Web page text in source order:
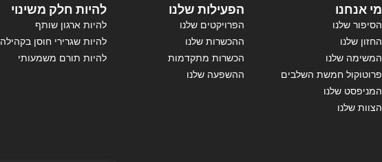
מי אנחנו
הסיפור שלנו
החזון שלנו
המשימה שלנו
פרוטוקול חמשת השלבים
המניפסט שלנו
הצוות שלנו
הפעילות שלנו
הפרויקטים שלנו
ההכשרות שלנו
הכשרות מתקדמות
ההשפעה שלנו
להיות חלק משינוי
להיות ארגון שותף
להיות שגרירי חוסן בקהילה
להיות תורם משמעותי